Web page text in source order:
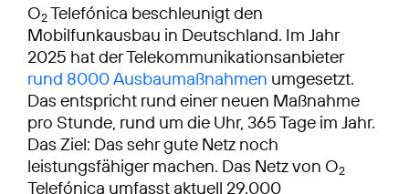
O2Telefónica beschleunigt den
Mobilfunkausbau in Deutschland. Im Jahr
2025 hat der Telekommunikationsanbieter
rund 8000 Ausbaumaßnahmen umgesetzt.
Das entspricht rund einer neuen Maßnahme
pro Stunde, rund um die Uhr, 365 Tage im Jahr.
Das Ziel: Das sehr gute Netz noch
leistungsfähiger machen. Das Netz von O2
Telefónica umfasst aktuell 29.000